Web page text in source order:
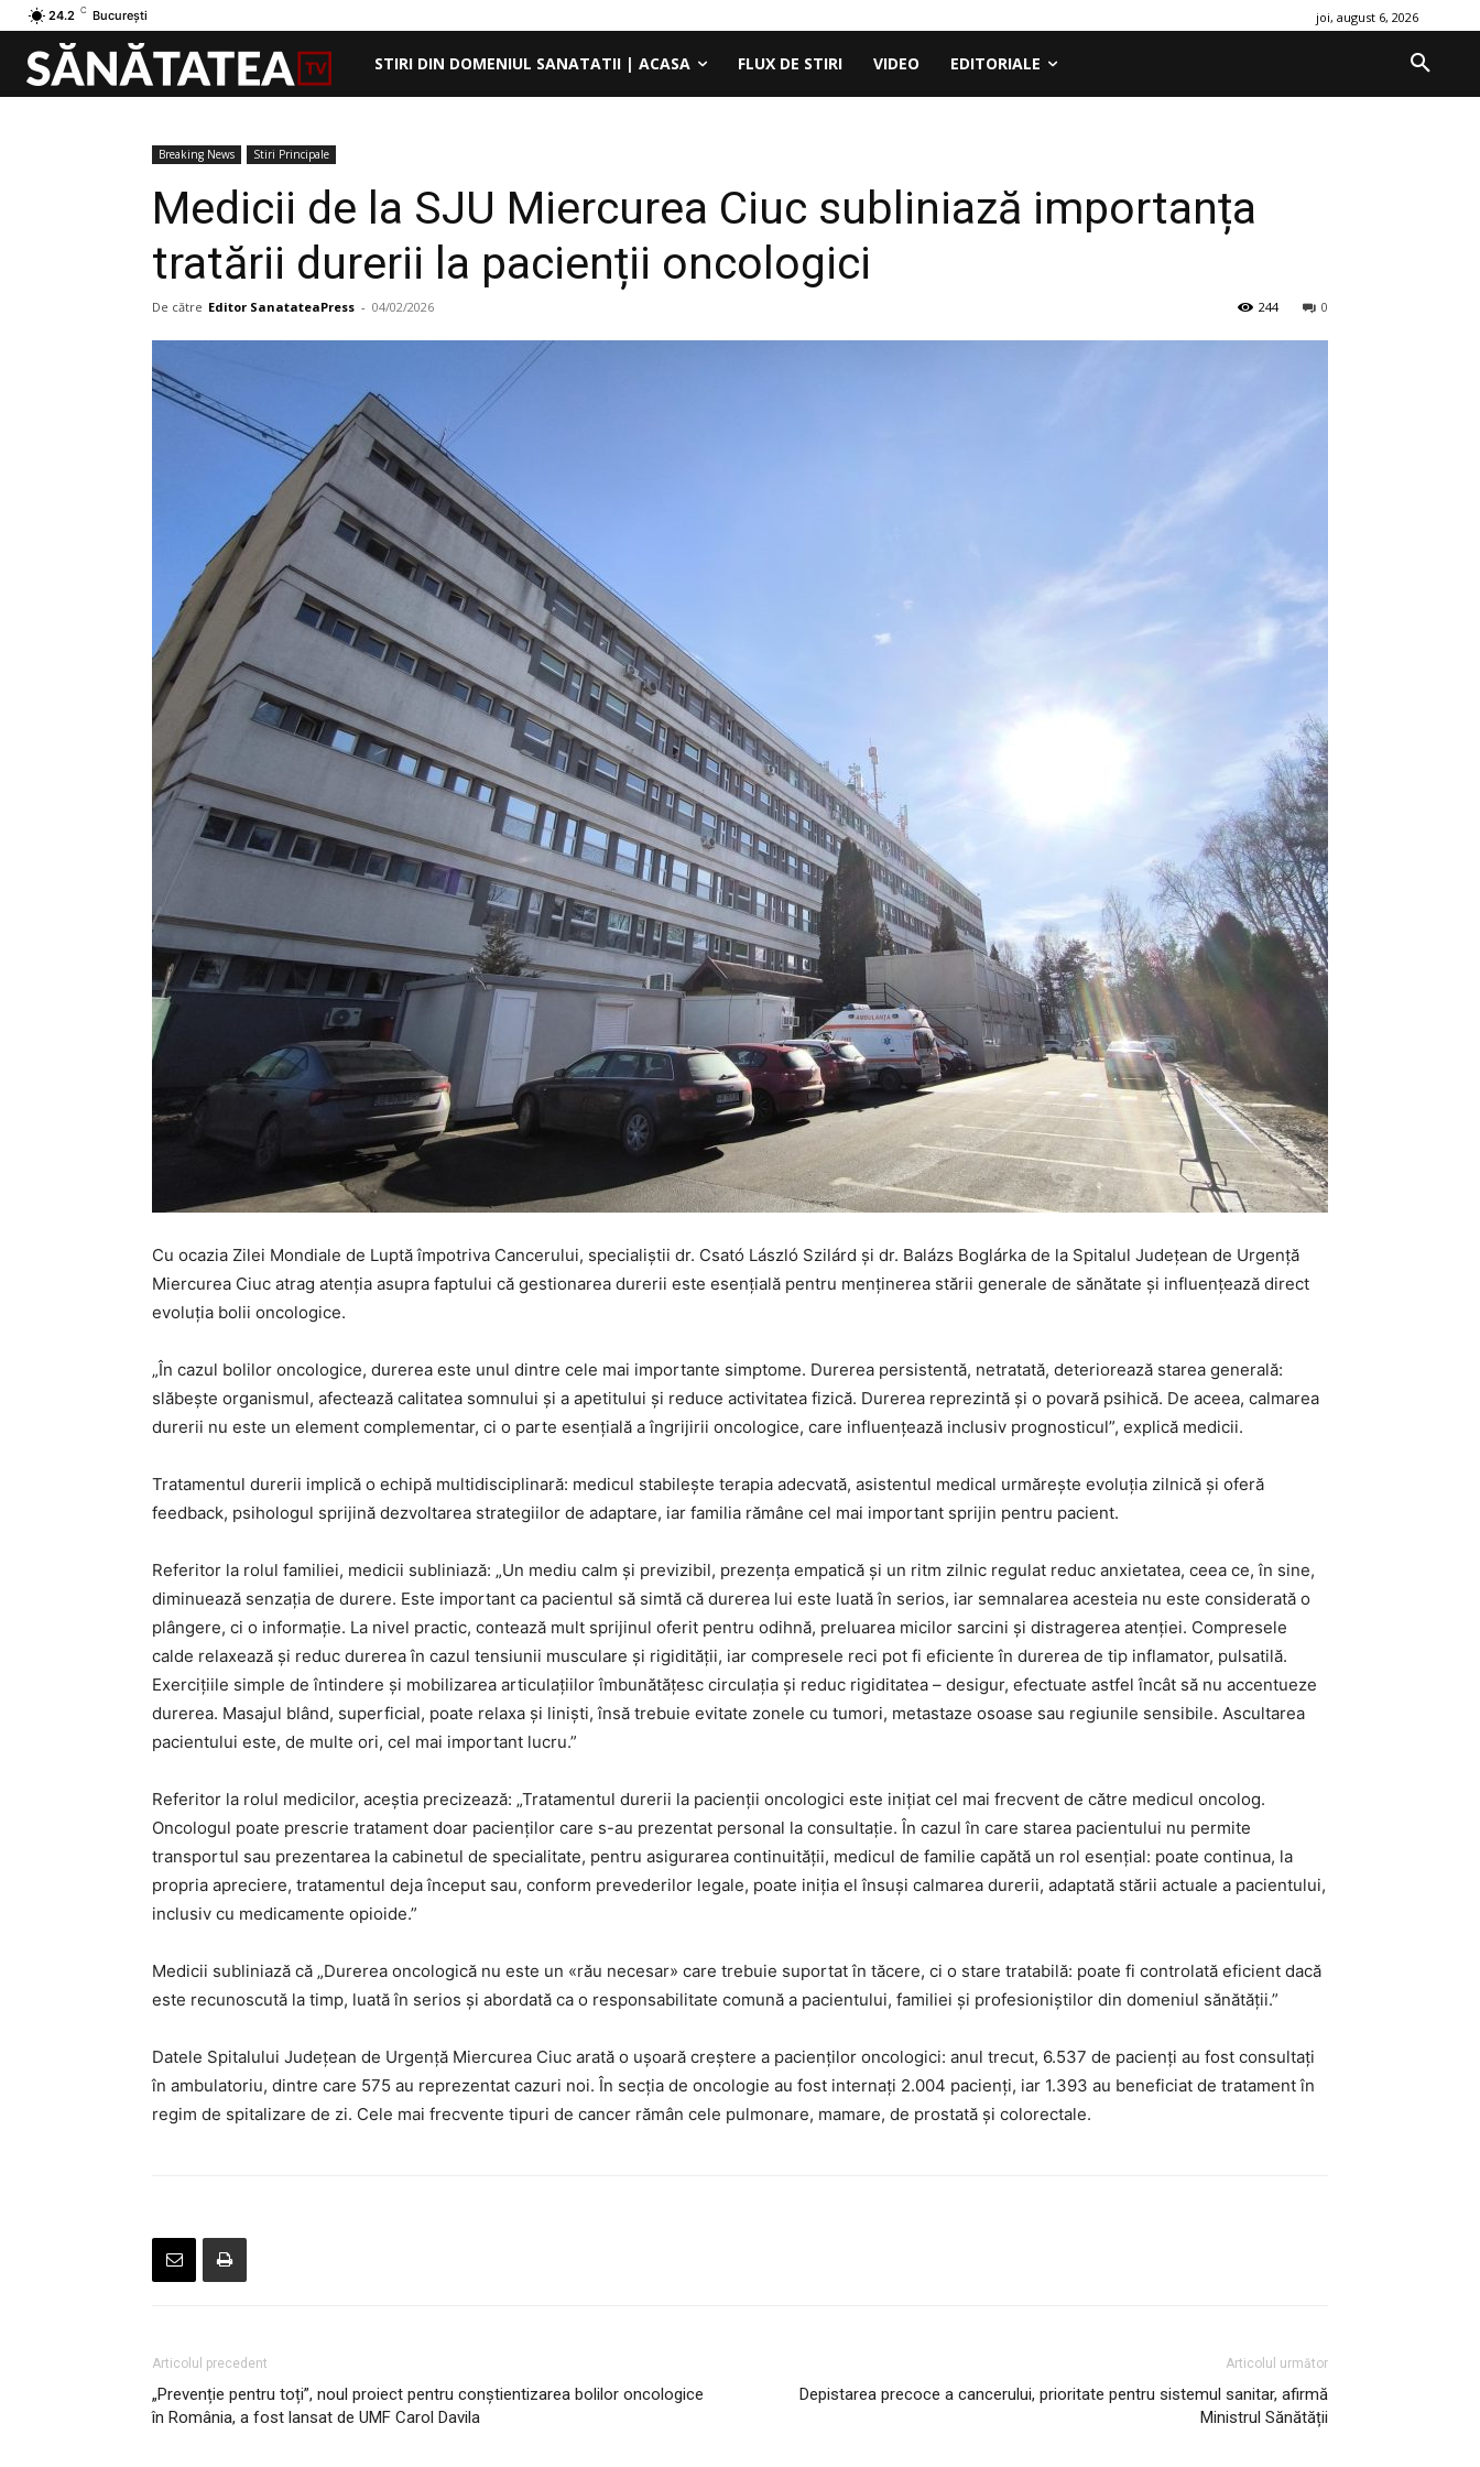
24.2 C București joi, august 6, 2026
STIRI DIN DOMENIUL SANATATII | ACASA FLUX DE STIRI VIDEO EDITORIALE
Breaking News Stiri Principale
Medicii de la SJU Miercurea Ciuc subliniază importanța
tratării durerii la pacienții oncologici
De către Editor SanatateaPress - 04/02/2026 0
244
Cu ocazia Zilei Mondiale de Luptă împotriva Cancerului, specialiștii dr. Csató László Szilárd și dr. Balázs Boglárka de la Spitalul Județean de Urgență
Miercurea Ciuc atrag atenția asupra faptului că gestionarea durerii este esențială pentru menținerea stării generale de sănătate și influențează direct
evoluția bolii oncologice.
„În cazul bolilor oncologice, durerea este unul dintre cele mai importante simptome. Durerea persistentă, netratată, deteriorează starea generală:
slăbește organismul, afectează calitatea somnului și a apetitului și reduce activitatea fizică. Durerea reprezintă și o povară psihică. De aceea, calmarea
durerii nu este un element complementar, ci o parte esențială a îngrijirii oncologice, care influențează inclusiv prognosticul”, explică medicii.
Tratamentul durerii implică o echipă multidisciplinară: medicul stabilește terapia adecvată, asistentul medical urmărește evoluția zilnică și oferă
feedback, psihologul sprijină dezvoltarea strategiilor de adaptare, iar familia rămâne cel mai important sprijin pentru pacient.
Referitor la rolul familiei, medicii subliniază: „Un mediu calm și previzibil, prezența empatică și un ritm zilnic regulat reduc anxietatea, ceea ce, în sine,
diminuează senzația de durere. Este important ca pacientul să simtă că durerea lui este luată în serios, iar semnalarea acesteia nu este considerată o
plângere, ci o informație. La nivel practic, contează mult sprijinul oferit pentru odihnă, preluarea micilor sarcini și distragerea atenției. Compresele
calde relaxează și reduc durerea în cazul tensiunii musculare și rigidității, iar compresele reci pot fi eficiente în durerea de tip inflamator, pulsatilă.
Exercițiile simple de întindere și mobilizarea articulațiilor îmbunătățesc circulația și reduc rigiditatea – desigur, efectuate astfel încât să nu accentueze
durerea. Masajul blând, superficial, poate relaxa și liniști, însă trebuie evitate zonele cu tumori, metastaze osoase sau regiunile sensibile. Ascultarea
pacientului este, de multe ori, cel mai important lucru.”
Referitor la rolul medicilor, aceștia precizează: „Tratamentul durerii la pacienții oncologici este inițiat cel mai frecvent de către medicul oncolog.
Oncologul poate prescrie tratament doar pacienților care s-au prezentat personal la consultație. În cazul în care starea pacientului nu permite
transportul sau prezentarea la cabinetul de specialitate, pentru asigurarea continuității, medicul de familie capătă un rol esențial: poate continua, la
propria apreciere, tratamentul deja început sau, conform prevederilor legale, poate iniția el însuși calmarea durerii, adaptată stării actuale a pacientului,
inclusiv cu medicamente opioide.”
Medicii subliniază că „Durerea oncologică nu este un «rău necesar» care trebuie suportat în tăcere, ci o stare tratabilă: poate fi controlată eficient dacă
este recunoscută la timp, luată în serios și abordată ca o responsabilitate comună a pacientului, familiei și profesioniștilor din domeniul sănătății.”
Datele Spitalului Județean de Urgență Miercurea Ciuc arată o ușoară creștere a pacienților oncologici: anul trecut, 6.537 de pacienți au fost consultați
în ambulatoriu, dintre care 575 au reprezentat cazuri noi. În secția de oncologie au fost internați 2.004 pacienți, iar 1.393 au beneficiat de tratament în
regim de spitalizare de zi. Cele mai frecvente tipuri de cancer rămân cele pulmonare, mamare, de prostată și colorectale.
Articolul precedent
„Prevenție pentru toți”, noul proiect pentru conștientizarea bolilor oncologice
în România, a fost lansat de UMF Carol Davila
Articolul următor
Depistarea precoce a cancerului, prioritate pentru sistemul sanitar, afirmă
Ministrul Sănătății